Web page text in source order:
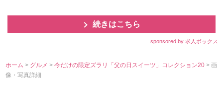
続きはこちら
sponsored by 求人ボックス
ホーム > グルメ>今だけの限定ズラリ「父の日スイーツ」コレクション20> 画
像・写真詳細